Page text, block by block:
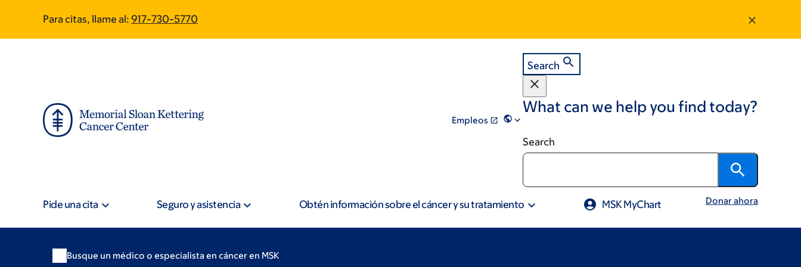
main
footer
Para citas, llame al: 917-730-5770
Empleos
Search
What can we help you find today?
Search
Pide una cita Seguro y asistencia Obtén información sobre el cáncer y su tratamiento MSK MyChart Donar ahora
Busque un médico o especialista en cáncer en MSK